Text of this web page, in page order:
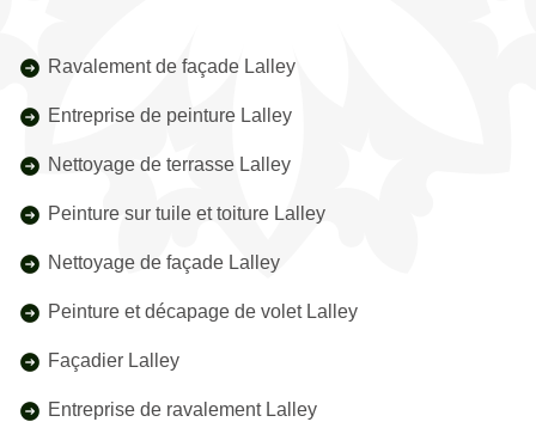
Ravalement de façade Lalley
Entreprise de peinture Lalley
Nettoyage de terrasse Lalley
Peinture sur tuile et toiture Lalley
Nettoyage de façade Lalley
Peinture et décapage de volet Lalley
Façadier Lalley
Entreprise de ravalement Lalley